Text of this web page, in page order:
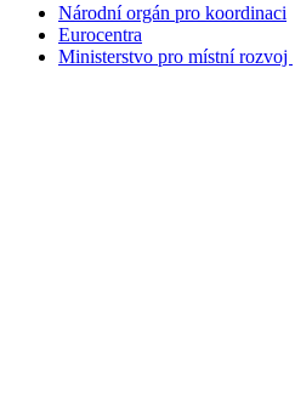
Národní orgán pro koordinaci
Eurocentra
Ministerstvo pro místní rozvoj